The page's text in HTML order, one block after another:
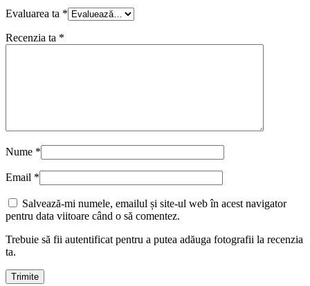
Evaluarea ta *
Recenzia ta *
Nume *
Email *
Salvează-mi numele, emailul și site-ul web în acest navigator
pentru data viitoare când o să comentez.
Trebuie să fii autentificat pentru a putea adăuga fotografii la recenzia
ta.